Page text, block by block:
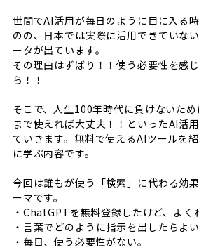
世間でAI活用が毎日のように目に入る
のの、日本では実際に活用できていな
ータが出ています。
その理由はずばり！！使う必要性を感
ら！！
そこで、人生100年時代に負けないた
まで使えれば大丈夫！！といったAI活
ていきます。無料で使えるAIツールを
に学ぶ内容です。
今回は誰もが使う「検索」に代わる効
ーマです。
・ChatGPTを無料登録したけど、よく
・言葉でどのように指示を出したらよ
・毎日、使う必要性がない。